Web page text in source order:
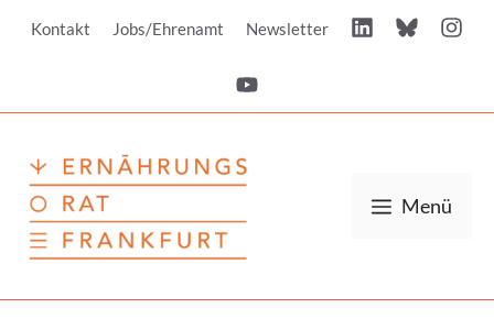
InhaltKontakt Jobs/Ehrenamt Newsletter
Menü